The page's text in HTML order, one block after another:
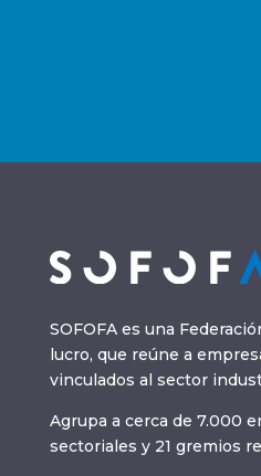
SOFOFA es una
lucro, que reúne a
vinculados al sector
Agrupa a cerca de 7.000
sectoriales y 21 gremios